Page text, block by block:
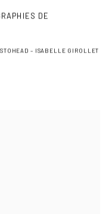
DE
– ISABELLE GIROLLET